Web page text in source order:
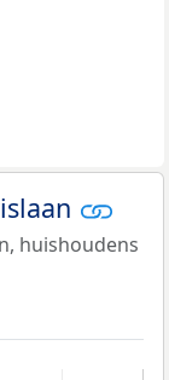
huishoudens